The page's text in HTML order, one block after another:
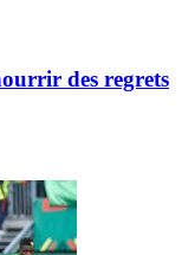
des regrets